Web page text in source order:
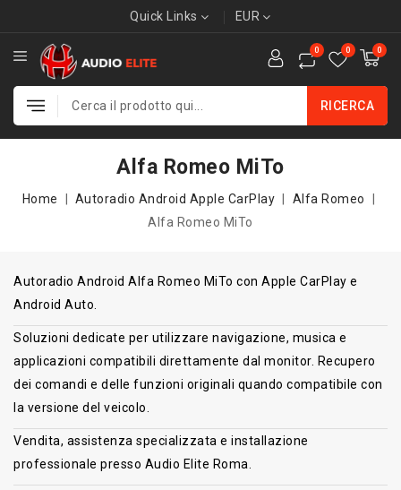
Quick Links EUR
0
0
0
RICERCA
Alfa Romeo MiTo
Home Autoradio Android Apple CarPlay
Alfa Romeo
Alfa Romeo MiTo
Autoradio Android Alfa Romeo MiTo con Apple CarPlay e
Android Auto.
Soluzioni dedicate per utilizzare navigazione, musica e
applicazioni compatibili direttamente dal monitor. Recupero
dei comandi e delle funzioni originali quando compatibile con
la versione del veicolo.
Vendita, assistenza specializzata e installazione
professionale presso Audio Elite Roma.